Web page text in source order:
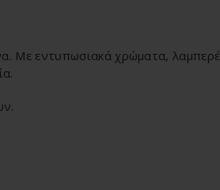
Με εντυπωσιακά χρώματα,